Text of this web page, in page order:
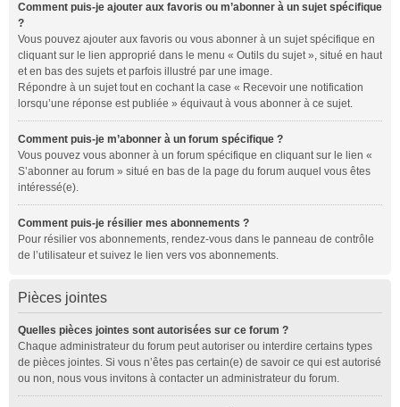
Comment puis-je ajouter aux favoris ou m’abonner à un sujet spécifique
?
Vous pouvez ajouter aux favoris ou vous abonner à un sujet spécifique en
cliquant sur le lien approprié dans le menu « Outils du sujet », situé en haut
et en bas des sujets et parfois illustré par une image.
Répondre à un sujet tout en cochant la case « Recevoir une notification
lorsqu’une réponse est publiée » équivaut à vous abonner à ce sujet.
Comment puis-je m’abonner à un forum spécifique ?
Vous pouvez vous abonner à un forum spécifique en cliquant sur le lien «
S’abonner au forum » situé en bas de la page du forum auquel vous êtes
intéressé(e).
Comment puis-je résilier mes abonnements ?
Pour résilier vos abonnements, rendez-vous dans le panneau de contrôle
de l’utilisateur et suivez le lien vers vos abonnements.
Pièces jointes
Quelles pièces jointes sont autorisées sur ce forum ?
Chaque administrateur du forum peut autoriser ou interdire certains types
de pièces jointes. Si vous n’êtes pas certain(e) de savoir ce qui est autorisé
ou non, nous vous invitons à contacter un administrateur du forum.